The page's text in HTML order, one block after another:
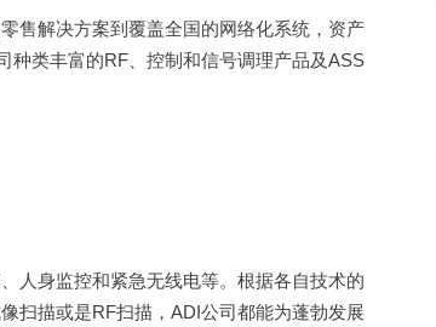
售解决方案到覆盖全国的网络化系统，资产
种类丰富的RF、控制和信号调理产品及ASS
人身监控和紧急无线电等。根据各自技术的
扫描或是RF扫描，ADI公司都能为蓬勃发展